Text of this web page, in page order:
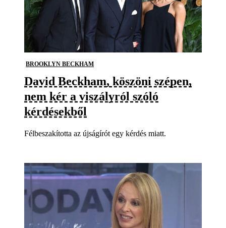
BROOKLYN BECKHAM
David Beckham, köszöni szépen,
nem kér a viszályról szóló
kérdésekből
Félbeszakította az újságírót egy kérdés miatt.